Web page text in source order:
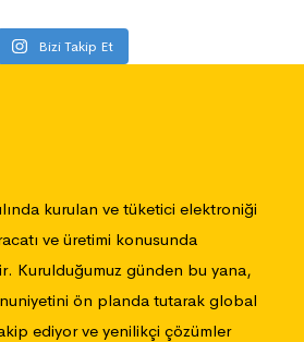
Bizi Takip Et
kurulan ve tüketici elektroniği
ve üretimi konusunda
Kurulduğumuz günden bu yana,
ön planda tutarak global
ediyor ve yenilikçi çözümler